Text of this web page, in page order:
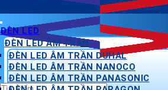
Tìm
ĐÈN LED
ĐÈN LED ÂM TRẦN
ĐÈN LED ÂM TRẦN DUHAL
ĐÈN LED ÂM TRẦN NANOCO
ĐÈN LED ÂM TRẦN PANASONIC